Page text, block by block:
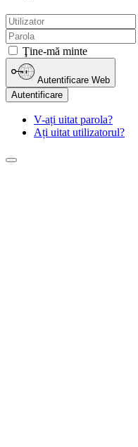
Ţine-mă minte
Autentificare Web
Autentificare
V-ați uitat parola?
Ați uitat utilizatorul?